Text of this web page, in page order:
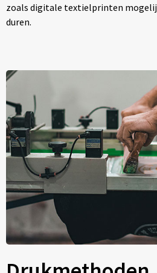
zoals digitale textielprinten
duren.